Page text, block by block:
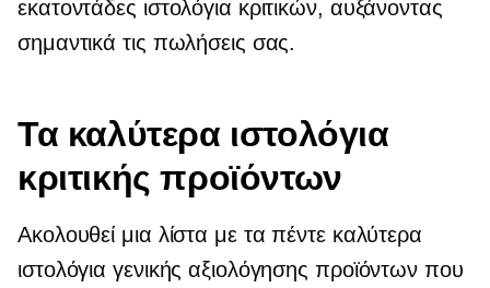
εκατοντάδες ιστολόγια κριτικών, αυξάνοντας
σημαντικά τις πωλήσεις σας.
Τα καλύτερα ιστολόγια
κριτικής προϊόντων
Ακολουθεί μια λίστα με τα πέντε καλύτερα
ιστολόγια γενικής αξιολόγησης προϊόντων που